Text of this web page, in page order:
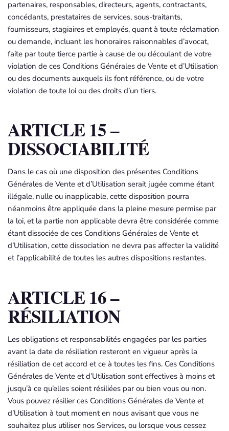
partenaires, responsables, directeurs, agents, contractants,
concédants, prestataires de services, sous-traitants,
fournisseurs, stagiaires et employés, quant à toute réclamation
ou demande, incluant les honoraires raisonnables d’avocat,
faite par toute tierce partie à cause de ou découlant de votre
violation de ces Conditions Générales de Vente et d’Utilisation
ou des documents auxquels ils font référence, ou de votre
violation de toute loi ou des droits d’un tiers.
ARTICLE 15 –
DISSOCIABILITÉ
Dans le cas où une disposition des présentes Conditions
Générales de Vente et d’Utilisation serait jugée comme étant
illégale, nulle ou inapplicable, cette disposition pourra
néanmoins être appliquée dans la pleine mesure permise par
la loi, et la partie non applicable devra être considérée comme
étant dissociée de ces Conditions Générales de Vente et
d’Utilisation, cette dissociation ne devra pas affecter la validité
et l’applicabilité de toutes les autres dispositions restantes.
ARTICLE 16 –
RÉSILIATION
Les obligations et responsabilités engagées par les parties
avant la date de résiliation resteront en vigueur après la
résiliation de cet accord et ce à toutes les fins. Ces Conditions
Générales de Vente et d’Utilisation sont effectives à moins et
jusqu’à ce qu’elles soient résiliées par ou bien vous ou non.
Vous pouvez résilier ces Conditions Générales de Vente et
d’Utilisation à tout moment en nous avisant que vous ne
souhaitez plus utiliser nos Services, ou lorsque vous cessez